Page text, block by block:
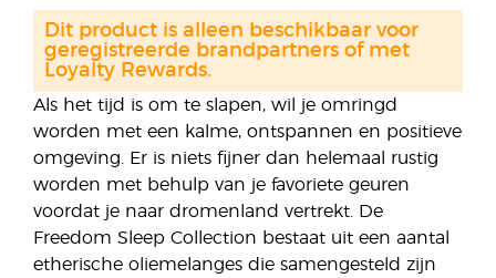
Als het tijd is om te slapen, wil je omringd
worden met een kalme, ontspannen en positieve
omgeving. Er is niets fijner dan helemaal rustig
worden met behulp van je favoriete geuren
voordat je naar dromenland vertrekt. De
Freedom Sleep Collection bestaat uit een aantal
etherische oliemelanges die samengesteld zijn
Dit product is alleen beschikbaar voor
geregistreerde brandpartners of met
Loyalty Rewards.